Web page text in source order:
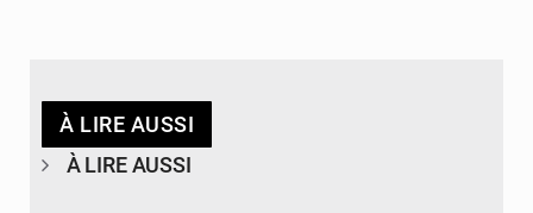
À LIRE AUSSI
À LIRE AUSSI